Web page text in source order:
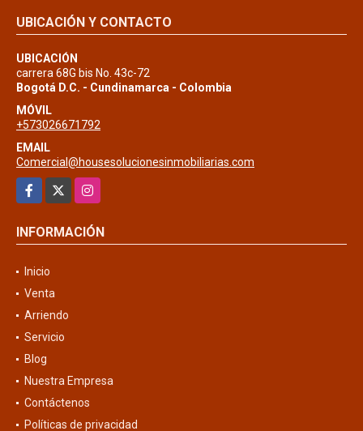
UBICACIÓN Y CONTACTO
UBICACIÓN
carrera 68G bis No. 43c-72
Bogotá D.C. - Cundinamarca - Colombia
MÓVIL
+573026671792
EMAIL
Comercial@housesolucionesinmobiliarias.com
Facebook
Instagram
INFORMACIÓN
Inicio
Venta
Arriendo
Servicio
Blog
Nuestra Empresa
Contáctenos
Políticas de privacidad